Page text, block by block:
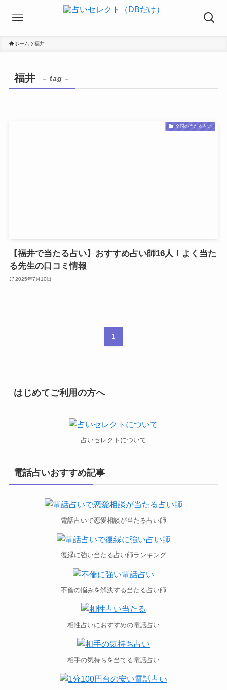
ホーム 福井
福井 – tag –
全国の当たる占い
【福井で当たる占い】おすすめ占い師16人！よく当た
る先生の口コミ情報
2025年7月10日
1
はじめてご利用の方へ
占いセレクトについて
電話占いおすすめ記事
電話占いで恋愛相談が当たる占い師
復縁に強い当たる占い師ランキング
不倫の悩みを解決する当たる占い師
相性占いにおすすめの電話占い
相手の気持ちを当てる電話占い